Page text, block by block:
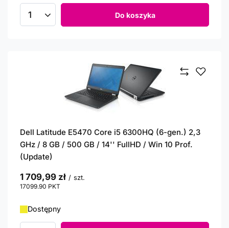
Ilość produktów Do koszyka
Dell Latitude E5470 Core i5 6300HQ (6-gen.) 2,3
GHz / 8 GB / 500 GB / 14'' FullHD / Win 10 Prof.
(Update)
1 709,99 zł / szt.
17099.90 PKT
Dostępny